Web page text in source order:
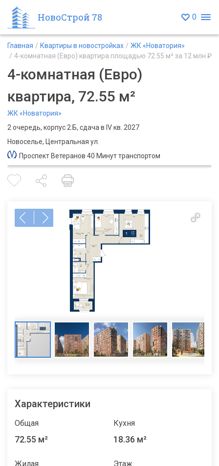
НовоСтрой 78 0
Главная Квартиры в новостройках
ЖК «Новатория»
4-комнатная (Евро) квартира площадью 72.55 м² за 12 млн ₽
4-комнатная (Евро)
квартира, 72.55 м²
ЖК «Новатория»
2 очередь, корпус 2.Б, сдача в IV кв. 2027
Новоселье, Центральная ул.
Проспект Ветеранов 40 Минут транспортом
Характеристики
Общая
72.55 м²
Кухня
18.36 м²
Жилая Этаж